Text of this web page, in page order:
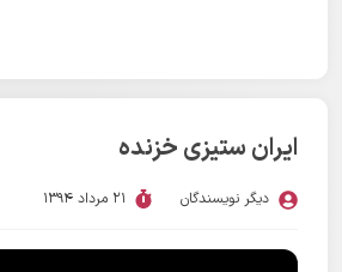
ایران ستیزی خزنده
دیگر نویسندگان 21 مرداد 1394